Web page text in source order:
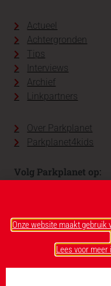
Actueel
Achtergronden
Tips
Interviews
Archief
Linkpartners
Over Parkplanet
Parkplanet4kids
Volg Parkplanet op:
Onze website maakt gebruik
Lees voor